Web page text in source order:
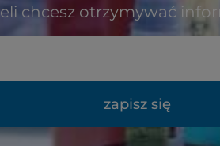
chcesz otrzymywać
zapisz się